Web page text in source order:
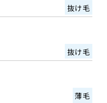
抜け毛
抜け毛
薄毛